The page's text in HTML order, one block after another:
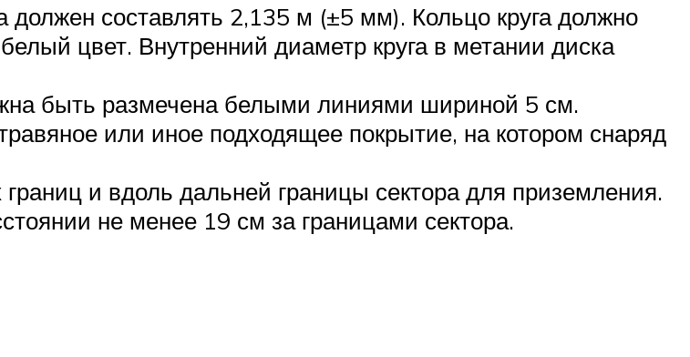
должен составлять 2,135 м (±5 мм). Кольцо круга должно
цвет. Внутренний диаметр круга в метании диска
быть размечена белыми линиями шириной 5 см.
или иное подходящее покрытие, на котором снаряд
и вдоль дальней границы сектора для приземления.
не менее 19 см за границами сектора.